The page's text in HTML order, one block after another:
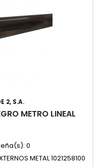
2, S.A.
METRO LINEAL
0
METAL 1021258100